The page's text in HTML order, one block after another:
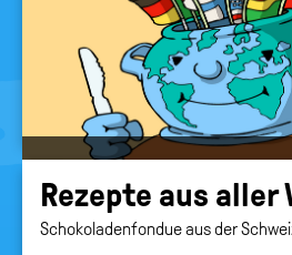
Re­zep­te aus aller
Schokoladenfondue aus der